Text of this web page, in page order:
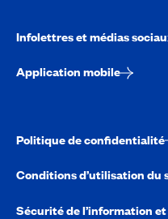
Infolettres et médias
Application mobile
Politique de confidentialité
Conditions d’utilisation du
Sécurité de l’information